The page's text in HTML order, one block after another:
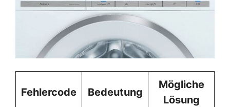
Fehlercode Bedeutung
Mögliche
Lösung